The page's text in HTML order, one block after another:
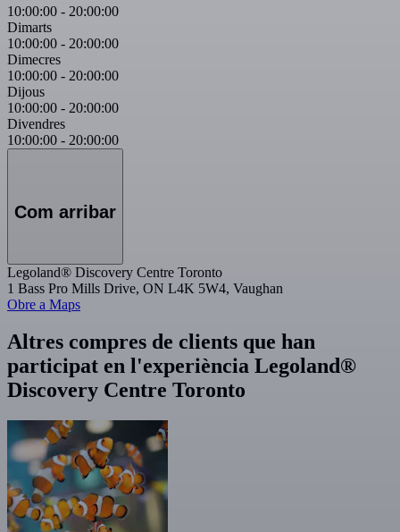
10:00:00 - 20:00:00
Dimarts
10:00:00 - 20:00:00
Dimecres
10:00:00 - 20:00:00
Dijous
10:00:00 - 20:00:00
Divendres
10:00:00 - 20:00:00
Com arribar
Legoland® Discovery Centre Toronto
1 Bass Pro Mills Drive, ON L4K 5W4, Vaughan
Obre a Maps
Altres compres de clients que han
participat en l'experiència Legoland®
Discovery Centre Toronto